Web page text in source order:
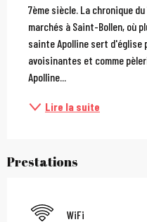
7ème siècle. La chronique
marchés à Saint-Bollen, où
sainte Apolline sert d'église
avoisinantes et comme
Apolline...
Lire la suite
Prestations
WiFi